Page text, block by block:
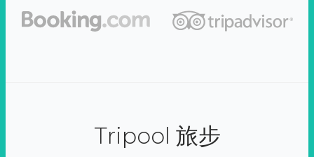
Tripool 旅步